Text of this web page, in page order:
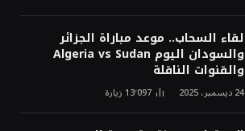
لقاء السحاب.. موعد مباراة الجزائر
والسودان اليوم Algeria vs Sudan
والقنوات الناقلة
24 ديسمبر، 2025 13٬097 زيارة